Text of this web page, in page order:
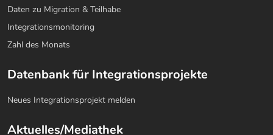
Daten zu Migration & Teilhabe
Integrationsmonitoring
Zahl des Monats
Datenbank für Integrationsprojekte
Neues Integrationsprojekt melden
Aktuelles/Mediathek